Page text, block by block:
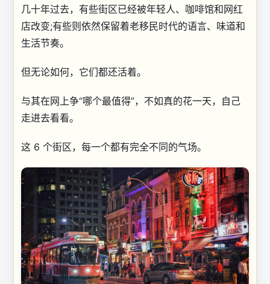
几十年过去，有些街区已经被年轻人、咖啡馆和网红
店改变;有些则依然保留着老移民时代的语言、味道和
生活节奏。
但无论如何，它们都还活着。
与其在网上争“哪个最值得”，不如真的花一天，自己
走进去看看。
这 6 个街区，每一个都有完全不同的气场。